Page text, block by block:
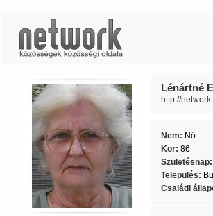
Lénártné
http://
Nem: Nő
Kor: 86
Születésnap:
Település:
Családi